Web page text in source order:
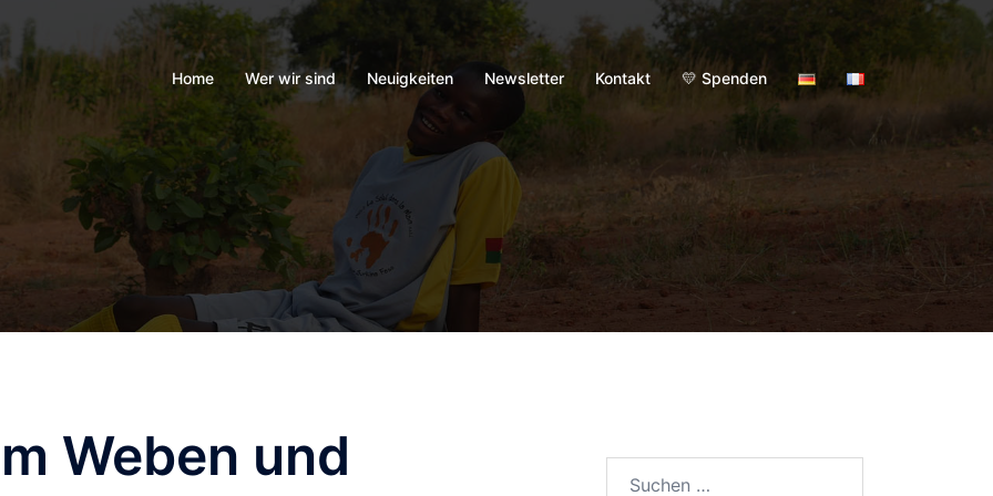
Home Wer wir sind Neuigkeiten Newsletter Kontakt 💛 Spenden
Weben und